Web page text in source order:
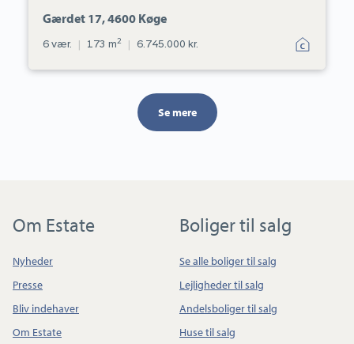
Gærdet 17, 4600 Køge
6 vær. | 173 m2 | 6.745.000 kr.
Se mere
Om Estate
Nyheder
Presse
Bliv indehaver
Om Estate
Boliger til salg
Se alle boliger til salg
Lejligheder til salg
Andelsboliger til salg
Huse til salg